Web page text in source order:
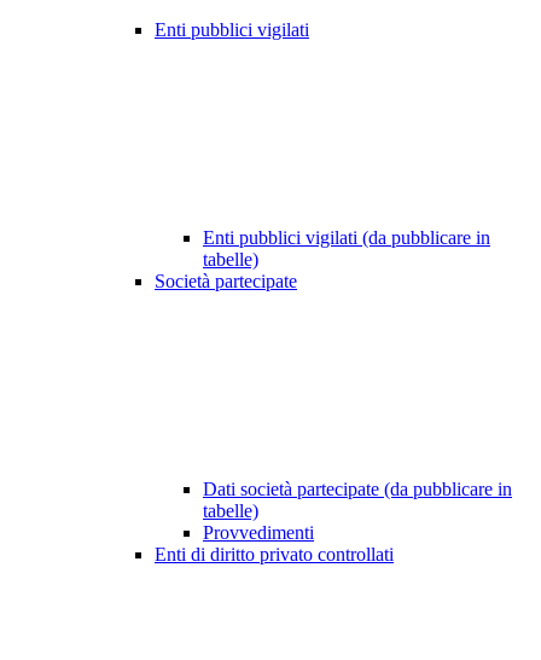
Enti pubblici vigilati
Enti pubblici vigilati (da pubblicare in
tabelle)
Società partecipate
Dati società partecipate (da pubblicare in
tabelle)
Provvedimenti
Enti di diritto privato controllati